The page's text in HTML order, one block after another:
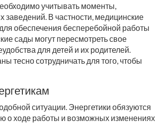
учитывать моменты,
В частности, медицинские
обеспечения бесперебойной работы
сады могут пересмотреть свое
для детей и их родителей.
тесно сотрудничать для того, чтобы
ситуации. Энергетики обязуются
о ходе работы и возможных изменениях